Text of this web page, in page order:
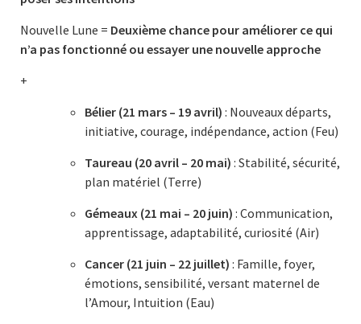
Nouvelle Lune = Deuxième chance pour améliorer ce qui
n’a pas fonctionné ou essayer une nouvelle approche
+
Bélier (21 mars – 19 avril) : Nouveaux départs,
initiative, courage, indépendance, action (Feu)
Taureau (20 avril – 20 mai) : Stabilité, sécurité,
plan matériel (Terre)
Gémeaux (21 mai – 20 juin) : Communication,
apprentissage, adaptabilité, curiosité (Air)
Cancer (21 juin – 22 juillet) : Famille, foyer,
émotions, sensibilité, versant maternel de
l’Amour, Intuition (Eau)